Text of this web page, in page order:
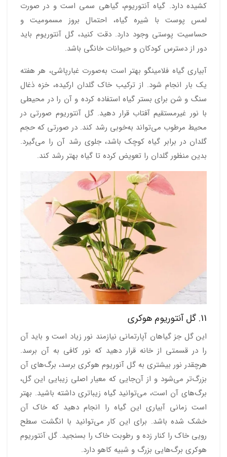
کشیده دارد. گیاه آنتوریوم، گیاهی سمی است و در صورت
لمس پوست با شیره گیاه، احتمال بروز مسمومیت و
حساسیت پوستی وجود دارد. دقت کنید، گل آنتوریوم باید
دور از دسترس کودکان و حیوانات خانگی باشد.
آبیاری گیاه فلامینگو بهتر است به‌صورت غبارپاشی، هر هفته
یک بار انجام شود. از ترکیب خاک گلدان ارکیده، خزه ذغال
سنگ و شن برای بستر گیاه استفاده کرده و آن را در محیطی
با نور غیرمستقیم آفتاب قرار دهید. گل آنتوریوم صورتی در
محیط مرطوب می‌تواند به‌خوبی رشد کند. در صورتی که حجم
گلدان در برابر گیاه کوچک باشد، جلوی رشد آن را می‌گیرد.
بدین منظور گلدان را تعویض کرده تا گیاه بهتر رشد کند.
11. گل آنتوریوم هوکری
این گل جز گیاهان آپارتمانی نیازمند نور زیاد است و باید آن
را در قسمتی از خانه قرار دهید که نور کافی به آن برسد.
هرچقدر نور بیشتری به گل آنوریوم هوکری برسد، برگ‌های آن
بزرگ‌تر می‌شود و از آن‌جایی که معیار اصلی زیبایی این گل،
برگ‌های آن است، می‌توانید گیاه زیباتری داشته باشید. بهتر
است زمانی آبیاری این گیاه را انجام دهید که خاک آن
خشک شده باشد. برای این کار می‌توانید با انگشت سطح
رویی خاک را کنار زده و رطوبت خاک را بسنجید. گل آنتوریوم
هوکری برگ‌هایی بزرگ و شبیه کاهو دارد.